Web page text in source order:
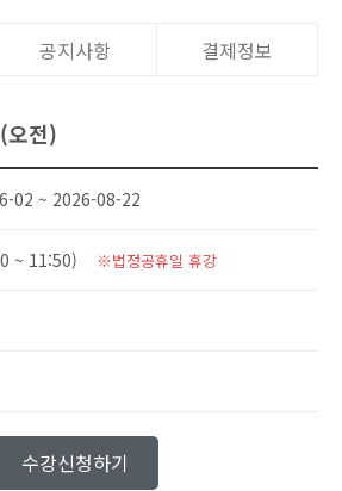
공지사항 결제정보
오전)
02 ~ 2026-08-22
~ 11:50) ※법정공휴일 휴강
수강신청하기